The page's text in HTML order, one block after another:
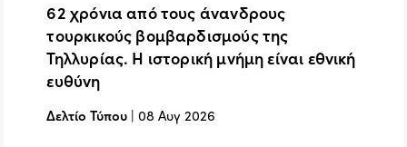
62 χρόνια από τους άνανδρους
τουρκικούς βομβαρδισμούς της
Τηλλυρίας. Η ιστορική μνήμη είναι εθνική
ευθύνη
Δελτίο Τύπου |08 Αυγ 2026